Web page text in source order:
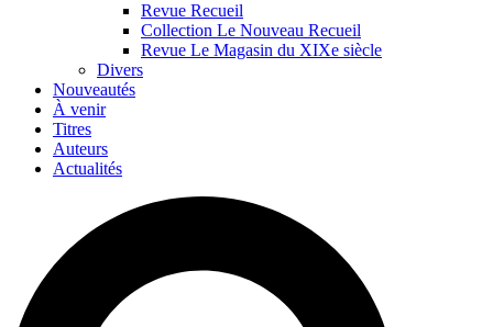
Revue Recueil
Collection Le Nouveau Recueil
Revue Le Magasin du XIXe siècle
Divers
Nouveautés
À venir
Titres
Auteurs
Actualités